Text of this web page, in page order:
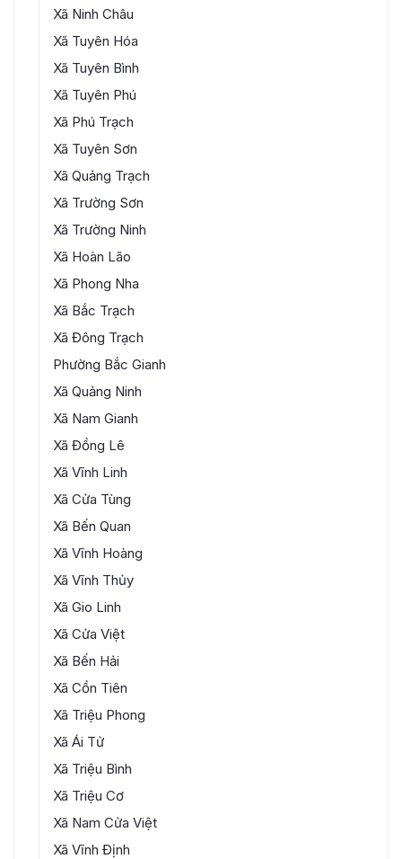
Xã Ninh Châu
Xã Tuyên Hóa
Xã Tuyên Bình
Xã Tuyên Phú
Xã Phú Trạch
Xã Tuyên Sơn
Xã Quảng Trạch
Xã Trường Sơn
Xã Trường Ninh
Xã Hoàn Lão
Xã Phong Nha
Xã Bắc Trạch
Xã Đông Trạch
Phường Bắc Gianh
Xã Quảng Ninh
Xã Nam Gianh
Xã Đồng Lê
Xã Vĩnh Linh
Xã Cửa Tùng
Xã Bến Quan
Xã Vĩnh Hoàng
Xã Vĩnh Thủy
Xã Gio Linh
Xã Cửa Việt
Xã Bến Hải
Xã Cồn Tiên
Xã Triệu Phong
Xã Ái Tử
Xã Triệu Bình
Xã Triệu Cơ
Xã Nam Cửa Việt
Xã Vĩnh Định